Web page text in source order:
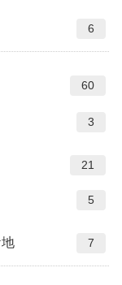
6
60
3
21
5
7